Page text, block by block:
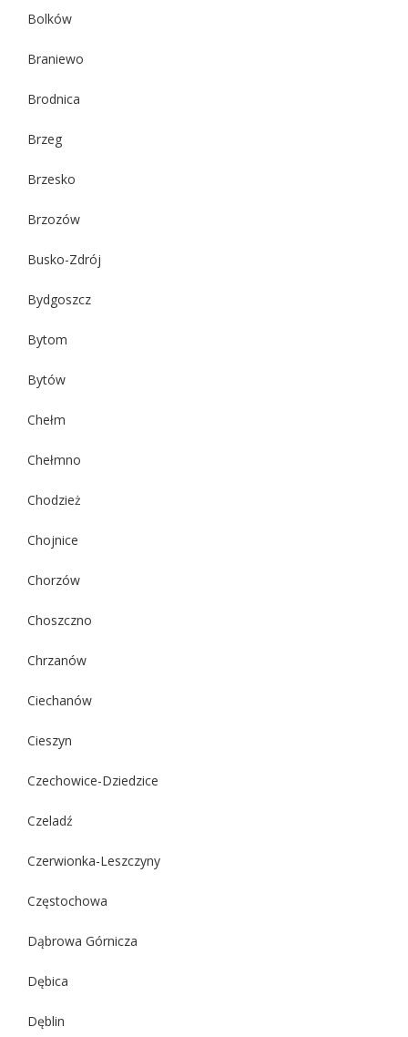
Bolków
Braniewo
Brodnica
Brzeg
Brzesko
Brzozów
Busko-Zdrój
Bydgoszcz
Bytom
Bytów
Chełm
Chełmno
Chodzież
Chojnice
Chorzów
Choszczno
Chrzanów
Ciechanów
Cieszyn
Czechowice-Dziedzice
Czeladź
Czerwionka-Leszczyny
Częstochowa
Dąbrowa Górnicza
Dębica
Dęblin